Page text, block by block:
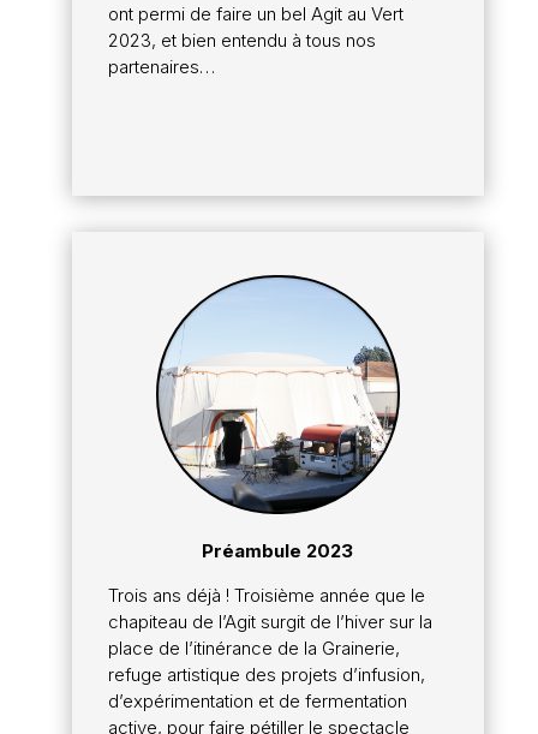
ont permi de faire un bel Agit au Vert
2023, et bien entendu à tous nos
partenaires…
Préambule 2023
Trois ans déjà ! Troisième année que le
chapiteau de l’Agit surgit de l’hiver sur la
place de l’itinérance de la Grainerie,
refuge artistique des projets d’infusion,
d’expérimentation et de fermentation
active, pour faire pétiller le spectacle